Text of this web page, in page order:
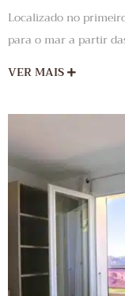
Localizado no
para o mar a partir
VER MAIS